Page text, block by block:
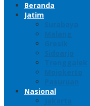
Beranda
Jatim
Surabaya
Malang
Gresik
Sidoarjo
Trenggalek
Mojokerto
Pasuruan
Nasional
Jakarta